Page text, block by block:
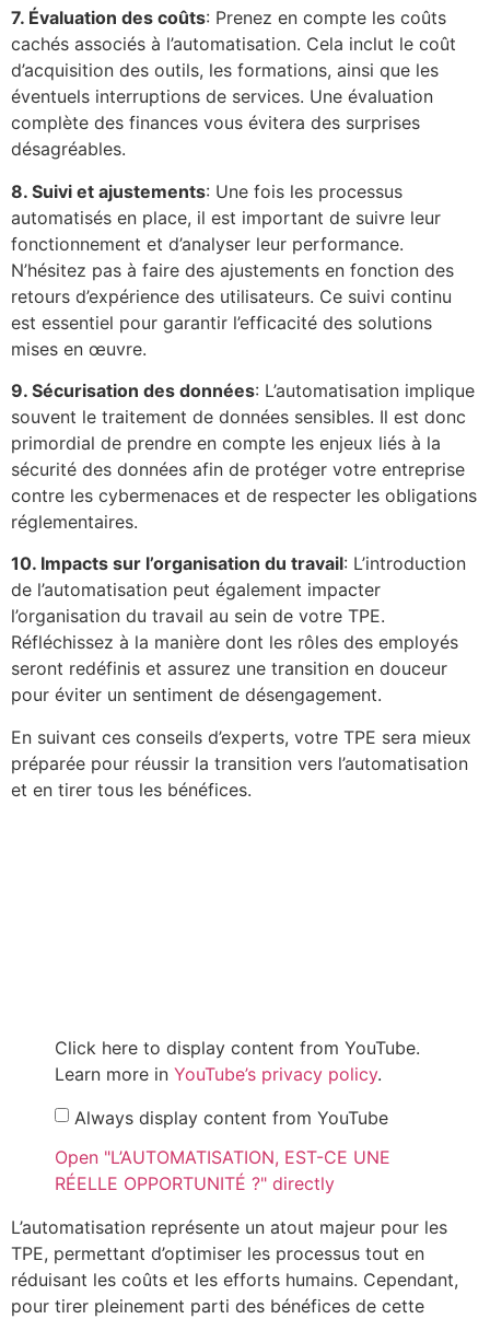
7. Évaluation des coûts: Prenez en compte les coûts
cachés associés à l’automatisation. Cela inclut le coût
d’acquisition des outils, les formations, ainsi que les
éventuels interruptions de services. Une évaluation
complète des finances vous évitera des surprises
désagréables.
8. Suivi et ajustements: Une fois les processus
automatisés en place, il est important de suivre leur
fonctionnement et d’analyser leur performance.
N’hésitez pas à faire des ajustements en fonction des
retours d’expérience des utilisateurs. Ce suivi continu
est essentiel pour garantir l’efficacité des solutions
mises en œuvre.
9. Sécurisation des données: L’automatisation implique
souvent le traitement de données sensibles. Il est donc
primordial de prendre en compte les enjeux liés à la
sécurité des données afin de protéger votre entreprise
contre les cybermenaces et de respecter les obligations
réglementaires.
10. Impacts sur l’organisation du travail: L’introduction
de l’automatisation peut également impacter
l’organisation du travail au sein de votre TPE.
Réfléchissez à la manière dont les rôles des employés
seront redéfinis et assurez une transition en douceur
pour éviter un sentiment de désengagement.
En suivant ces conseils d’experts, votre TPE sera mieux
préparée pour réussir la transition vers l’automatisation
et en tirer tous les bénéfices.
Click here to display content from YouTube.
Learn more in YouTube’s privacy policy.
Always display content from YouTube
Open "L’AUTOMATISATION, EST-CE UNE
RÉELLE OPPORTUNITÉ ?" directly
L’automatisation représente un atout majeur pour les
TPE, permettant d’optimiser les processus tout en
réduisant les coûts et les efforts humains. Cependant,
pour tirer pleinement parti des bénéfices de cette